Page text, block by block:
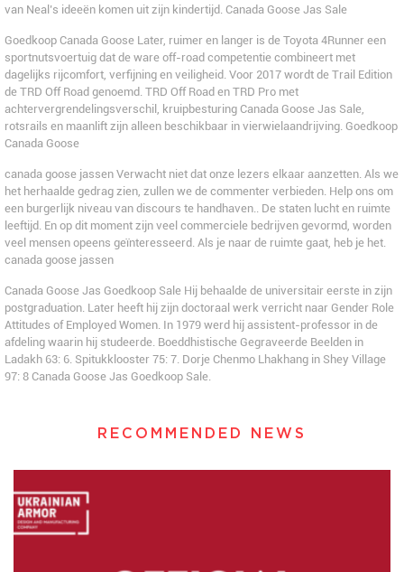
van Neal’s ideeën komen uit zijn kindertijd. Canada Goose Jas Sale
Goedkoop Canada Goose Later, ruimer en langer is de Toyota 4Runner een
sportnutsvoertuig dat de ware off-road competentie combineert met
dagelijks rijcomfort, verfijning en veiligheid. Voor 2017 wordt de Trail Edition
de TRD Off Road genoemd. TRD Off Road en TRD Pro met
achtervergrendelingsverschil, kruipbesturing Canada Goose Jas Sale,
rotsrails en maanlift zijn alleen beschikbaar in vierwielaandrijving. Goedkoop
Canada Goose
canada goose jassen Verwacht niet dat onze lezers elkaar aanzetten. Als we
het herhaalde gedrag zien, zullen we de commenter verbieden. Help ons om
een ​​burgerlijk niveau van discours te handhaven.. De staten lucht en ruimte
leeftijd. En op dit moment zijn veel commerciele bedrijven gevormd, worden
veel mensen opeens geïnteresseerd. Als je naar de ruimte gaat, heb je het.
canada goose jassen
Canada Goose Jas Goedkoop Sale Hij behaalde de universitair eerste in zijn
postgraduation. Later heeft hij zijn doctoraal werk verricht naar Gender Role
Attitudes of Employed Women. In 1979 werd hij assistent-professor in de
afdeling waarin hij studeerde. Boeddhistische Gegraveerde Beelden in
Ladakh 63: 6. Spitukklooster 75: 7. Dorje Chenmo Lhakhang in Shey Village
97: 8 Canada Goose Jas Goedkoop Sale.
RECOMMENDED NEWS